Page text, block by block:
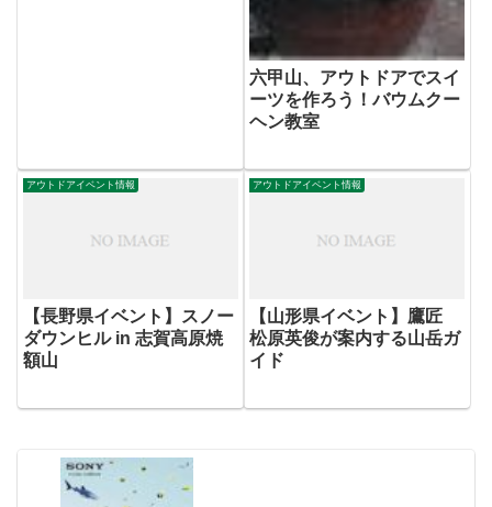
六甲山、アウトドアでスイ
ーツを作ろう！バウムクー
ヘン教室
アウトドアイベント情報
【長野県イベント】スノー
ダウンヒル in 志賀高原焼
額山
アウトドアイベント情報
【山形県イベント】鷹匠
松原英俊が案内する山岳ガ
イド